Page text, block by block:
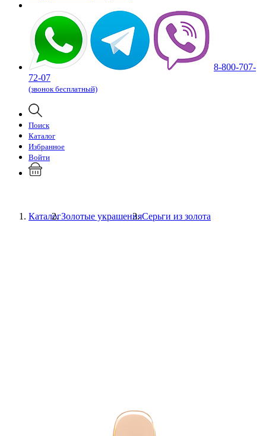
8-800-707-
72-07
(звонок бесплатный)
Поиск
Каталог
Избранное
Войти
КаталогЗолотые украшенияСерьги из золота